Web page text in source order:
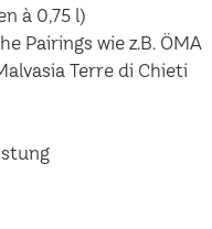
à 0,75 l)
Pairings wie z.B. ÖMA
Terre di Chieti